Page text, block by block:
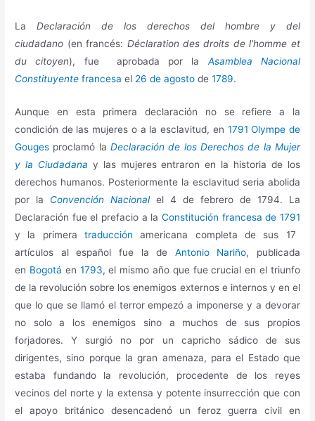
LaDeclaración de los derechos del hombre y del
ciudadano (en francés: Déclaration des droits de l’homme et
du citoyen), fue aprobada por la Asamblea Nacional
Constituyente francesa el 26 de agosto de1789.
Aunque en esta primera declaración no se refiere a la
condición de las mujeres o a la esclavitud, en 1791 Olympe de
Gouges proclamó laDeclaración de los Derechos de la Mujer
y la Ciudadana y las mujeres entraron en la historia de los
derechos humanos. Posteriormente la esclavitud seria abolida
por la Convención Nacional el 4 de febrero de 1794. La
Declaración fue el prefacio a la Constitución francesa de 1791
y la primeratraducción americana completa de sus 17
artículos al español fue la de Antonio Nariño, publicada
en Bogotá en 1793, el mismo año que fue crucial en el triunfo
de la revolución sobre los enemigos externos e internos y en el
que lo que se llamó el terror empezó a imponerse y a devorar
no solo a los enemigos sino a muchos de sus propios
forjadores. Y surgió no por un capricho sádico de sus
dirigentes, sino porque la gran amenaza, para el Estado que
estaba fundando la revolución, procedente de los reyes
vecinos del norte y la extensa y potente insurrección que con
el apoyo británico desencadenó un feroz guerra civil en